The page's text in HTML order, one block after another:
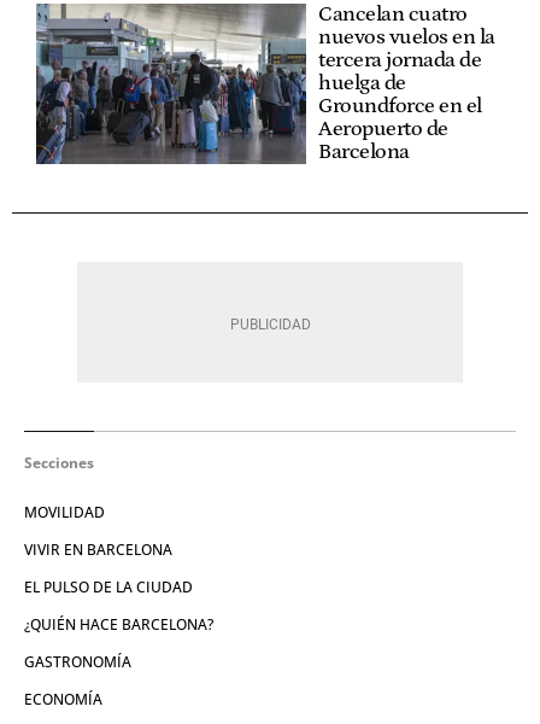
Cancelan cuatro
nuevos vuelos en la
tercera jornada de
huelga de
Groundforce en el
Aeropuerto de
Barcelona
Secciones
MOVILIDAD
VIVIR EN BARCELONA
EL PULSO DE LA CIUDAD
¿QUIÉN HACE BARCELONA?
GASTRONOMÍA
ECONOMÍA